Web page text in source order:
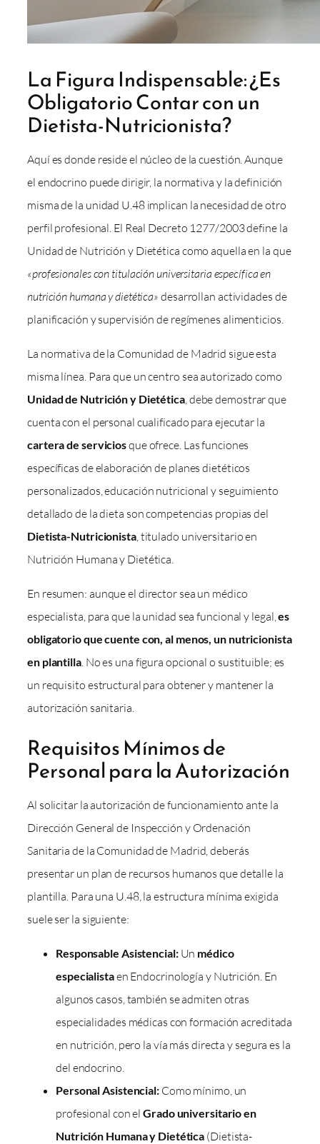
La Figura Indispensable: ¿Es
Obligatorio Contar con un
Dietista-Nutricionista?
Aquí es donde reside el núcleo de la cuestión. Aunque
el endocrino puede dirigir, la normativa y la definición
misma de la unidad U.48 implican la necesidad de otro
perfil profesional. El Real Decreto 1277/2003 define la
Unidad de Nutrición y Dietética como aquella en la que
«profesionales con titulación universitaria específica en
nutrición humana y dietética» desarrollan actividades de
planificación y supervisión de regímenes alimenticios.
La normativa de la Comunidad de Madrid sigue esta
misma línea. Para que un centro sea autorizado como
Unidad de Nutrición y Dietética, debe demostrar que
cuenta con el personal cualificado para ejecutar la
cartera de serviciosque ofrece. Las funciones
específicas de elaboración de planes dietéticos
personalizados, educación nutricional y seguimiento
detallado de la dieta son competencias propias del
Dietista-Nutricionista, titulado universitario en
Nutrición Humana y Dietética.
En resumen: aunque el director sea un médico
especialista, para que la unidad sea funcional y legal,es
obligatorio que cuente con, al menos, un nutricionista
en plantilla. No es una figura opcional o sustituible; es
un requisito estructural para obtener y mantener la
autorización sanitaria.
Requisitos Mínimos de
Personal para la Autorización
Al solicitar la autorización de funcionamiento ante la
Dirección General de Inspección y Ordenación
Sanitaria de la Comunidad de Madrid, deberás
presentar un plan de recursos humanos que detalle la
plantilla. Para una U.48, la estructura mínima exigida
suele ser la siguiente:
Responsable Asistencial:Un médico
especialistaen Endocrinología y Nutrición. En
algunos casos, también se admiten otras
especialidades médicas con formación acreditada
en nutrición, pero la vía más directa y segura es la
del endocrino.
Personal Asistencial:Como mínimo, un
profesional con elGrado universitario en
Nutrición Humana y Dietética (Dietista-